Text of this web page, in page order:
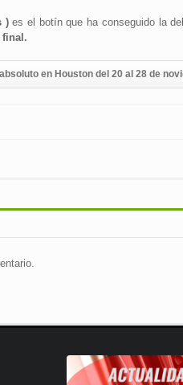
)es el botín que ha conseguido la
final.
en Houston del 20 al 28 de